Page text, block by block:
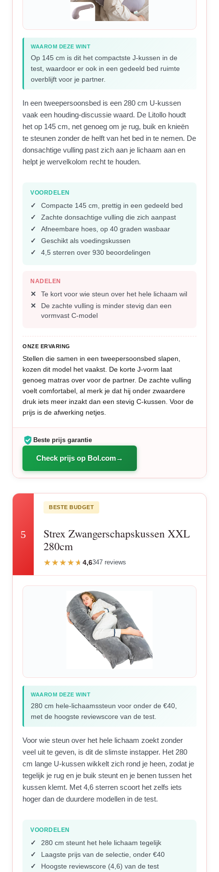
WAAROM DEZE WINT
Op 145 cm is dit het compactste J-kussen in de
test, waardoor er ook in een gedeeld bed ruimte
overblijft voor je partner.
In een tweepersoonsbed is een 280 cm U-kussen
vaak een houding-discussie waard. De Litollo houdt
het op 145 cm, net genoeg om je rug, buik en knieën
te steunen zonder de helft van het bed in te nemen. De
donsachtige vulling past zich aan je lichaam aan en
helpt je wervelkolom recht te houden.
VOORDELEN
Compacte 145 cm, prettig in een gedeeld bed
Zachte donsachtige vulling die zich aanpast
Afneembare hoes, op 40 graden wasbaar
Geschikt als voedingskussen
4,5 sterren over 930 beoordelingen
NADELEN
Te kort voor wie steun over het hele lichaam wil
De zachte vulling is minder stevig dan een
vormvast C-model
ONZE ERVARING
Stellen die samen in een tweepersoonsbed slapen,
kozen dit model het vaakst. De korte J-vorm laat
genoeg matras over voor de partner. De zachte vulling
voelt comfortabel, al merk je dat hij onder zwaardere
druk iets meer inzakt dan een stevig C-kussen. Voor de
prijs is de afwerking netjes.
Beste prijs garantie
Check prijs op Bol.com
5
BESTE BUDGET
Strex Zwangerschapskussen XXL
280cm
4,6347 reviews
WAAROM DEZE WINT
280 cm hele-lichaamssteun voor onder de €40,
met de hoogste reviewscore van de test.
Voor wie steun over het hele lichaam zoekt zonder
veel uit te geven, is dit de slimste instapper. Het 280
cm lange U-kussen wikkelt zich rond je heen, zodat je
tegelijk je rug en je buik steunt en je benen tussen het
kussen klemt. Met 4,6 sterren scoort het zelfs iets
hoger dan de duurdere modellen in de test.
VOORDELEN
280 cm steunt het hele lichaam tegelijk
Laagste prijs van de selectie, onder €40
Hoogste reviewscore (4,6) van de test